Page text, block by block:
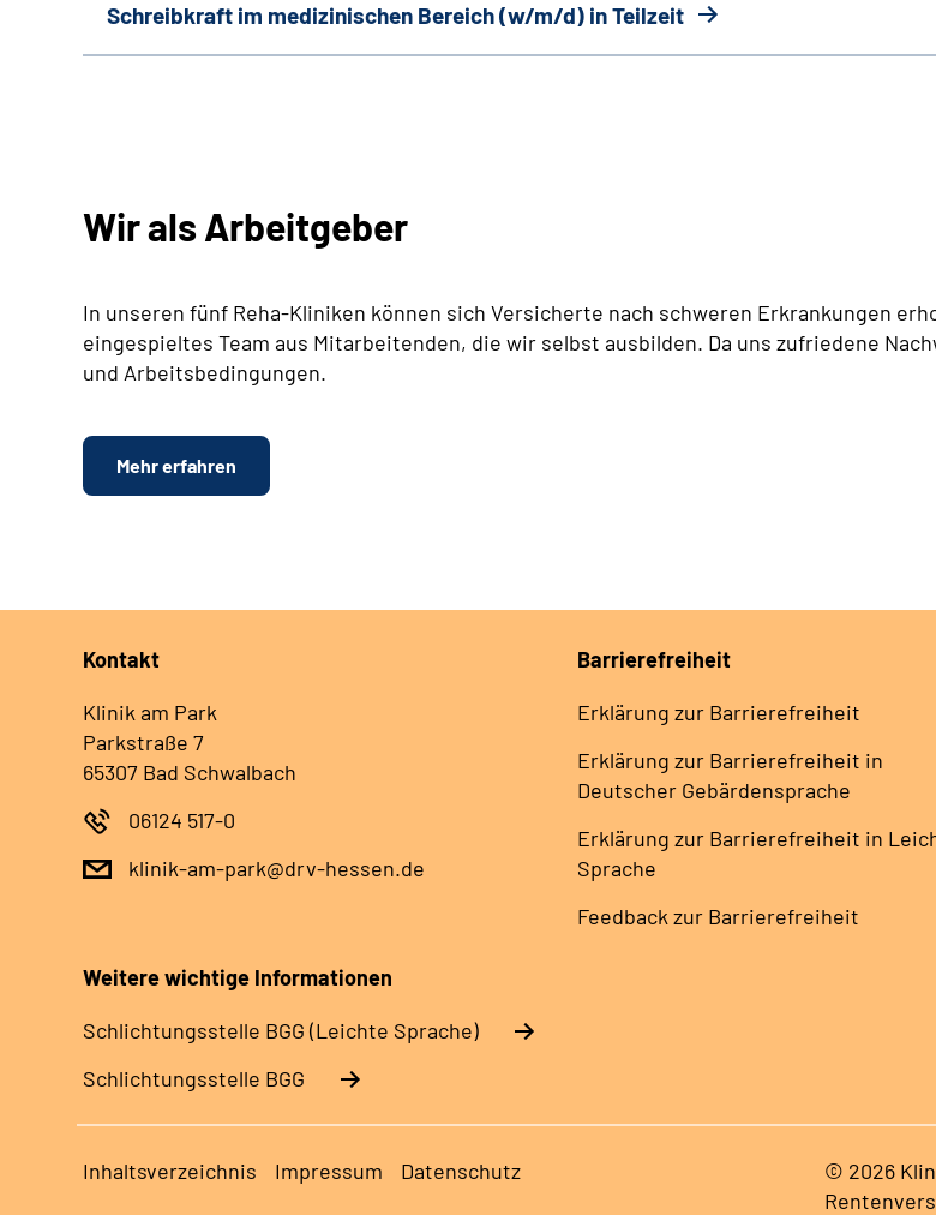
Schreibkraft im medizinischen Bereich (w/m/d) in Teilzeit
Wir als Arbeitgeber
In unseren fünf Reha-Kliniken können sich Versicherte nach schweren Erkrankungen
eingespieltes Team aus Mitarbeitenden, die wir selbst ausbilden. Da uns zufriedene
und Arbeitsbedingungen.
Mehr erfahren
Kontakt
Klinik am Park
Parkstraße 7
65307 Bad Schwalbach
06124 517-0
klinik-am-park@drv-hessen.de
Barrierefreiheit
Erklärung zur Barrierefreiheit
Erklärung zur Barrierefreiheit in
Deutscher Gebärdensprache
Erklärung zur Barrierefreiheit in
Sprache
Feedback zur Barrierefreiheit
Weitere wichtige Informationen
Schlich­tungs­stel­le BGG (Leichte Sprache)
Schlich­tungs­stel­le BGG
Inhaltsverzeichnis Impressum Datenschutz
© 2026